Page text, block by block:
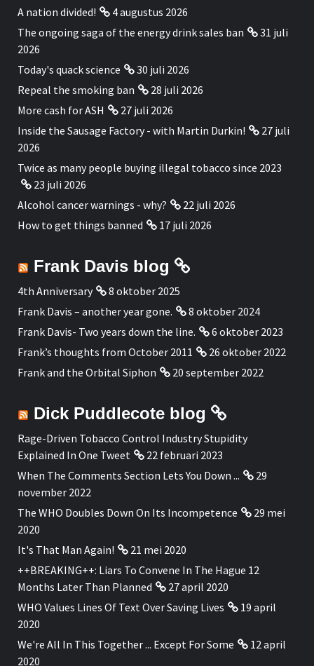
A nation divided!
4 augustus 2026
The ongoing saga of the energy drink sales ban
31 juli
2026
Today's quack science
30 juli 2026
Repeal the smoking ban
28 juli 2026
More cash for ASH
27 juli 2026
Inside the Sausage Factory - with Martin Durkin!
27 juli
2026
Twice as many people buying illegal tobacco since 2023
23 juli 2026
Alcohol cancer warnings - why?
22 juli 2026
How to get things banned
17 juli 2026
Frank Davis blog
4th Anniversary
8 oktober 2025
Frank Davis – another year gone.
8 oktober 2024
Frank Davis- Two years down the line.
6 oktober 2023
Frank’s thoughts from October 2011
26 oktober 2022
Frank and the Orbital Siphon
20 september 2022
Dick Puddlecote blog
Rage-Driven Tobacco Control Industry Stupidity
Explained In One Tweet
22 februari 2023
When The Comments Section Lets You Down ...
29
november 2022
The WHO Doubles Down On Its Incompetence
29 mei
2020
It's That Man Again!
21 mei 2020
++BREAKING++: Liars To Convene In The Hague 12
Months Later Than Planned
27 april 2020
WHO Values Lines Of Text Over Saving Lives
19 april
2020
We're All In This Together ... Except For Some
12 april
2020